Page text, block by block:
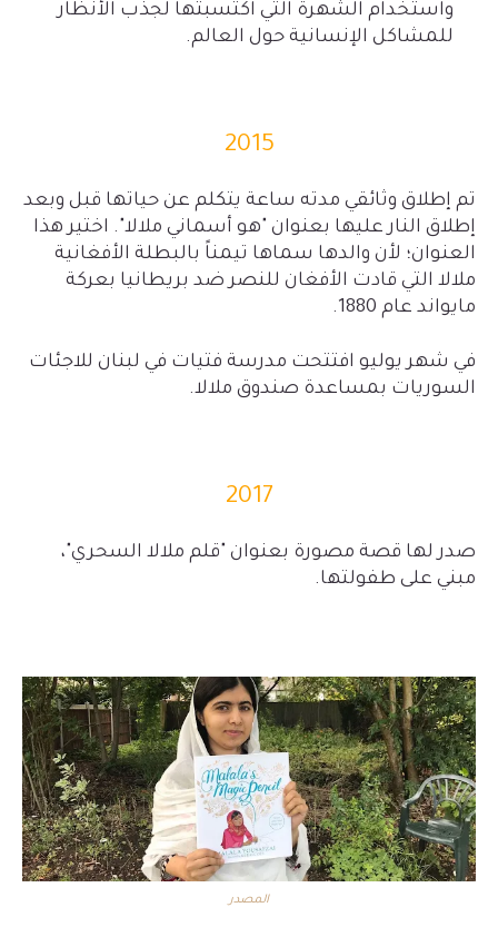
واستخدام الشهرة التي اكتسبتها لجذب الأنظار
للمشاكل الإنسانية حول العالم.
2015
تم إطلاق وثائقي مدته ساعة يتكلم عن حياتها قبل وبعد
إطلاق النار عليها بعنوان "هو أسماني ملالا". اختير هذا
العنوان؛ لأن والدها سماها تيمناً بالبطلة الأفغانية
ملالا التي قادت الأفغان للنصر ضد بريطانيا بعركة
مايواند عام 1880.
في شهر يوليو افتتحت مدرسة فتيات في لبنان للاجئات
السوريات بمساعدة صندوق ملالا.
2017
صدر لها قصة مصورة بعنوان "قلم ملالا السحري"،
مبني على طفولتها.
المصدر